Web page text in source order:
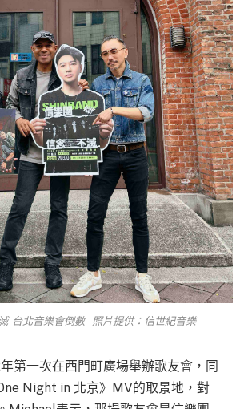
-台北音樂會倒數 照片提供： 信世紀音樂
第一次在西門町廣場舉辦歌友會，同
Night in 北京》MV的取景地，對